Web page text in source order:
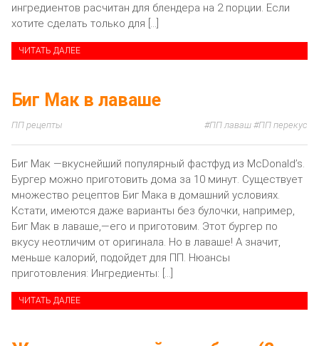
ингредиентов расчитан для блендера на 2 порции. Если
хотите сделать только для […]
ЧИТАТЬ ДАЛЕЕ
Биг Мак в лаваше
ПП рецепты ПП лаваш ПП перекус
Биг Мак —вкуснейший популярный фастфуд из McDonald’s.
Бургер можно приготовить дома за 10 минут. Существует
множество рецептов Биг Мака в домашний условиях.
Кстати, имеются даже варианты без булочки, например,
Биг Мак в лаваше,—его и приготовим. Этот бургер по
вкусу неотличим от оригинала. Но в лаваше! А значит,
меньше калорий, подойдет для ПП. Нюансы
приготовления: Ингредиенты: […]
ЧИТАТЬ ДАЛЕЕ